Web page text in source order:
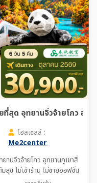
โฮลเซลล์ :
Me2center
คืน เที่ยวเต็มสุข ไม่เข้าร้าน ไม่ขายออฟชั่น